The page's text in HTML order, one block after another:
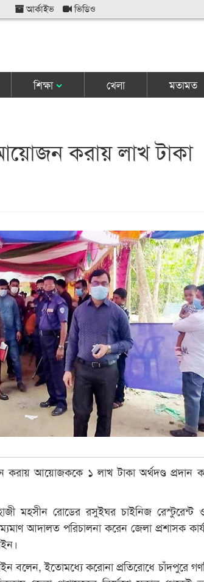
আর্কাইভ ভিডিও
শিক্ষা খেলা মতামত
করায় লাখ টাকা
করায় আয়োজককে ১ লাখ টাকা অর্থদণ্ড প্রদান
মহসীন রোডের রসুইঘর চাইনিজ রেস্টুরেন্ট ও
আদালত পরিচালনা করেন জেলা প্রশাসক
বলেন, ইতোমধ্যে করোনা প্রতিরোধে চাঁদপুরে